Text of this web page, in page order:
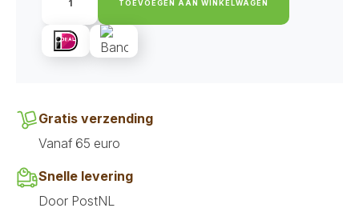
-
Apple
TOEVOEGEN AAN WINKELWAGEN
Gratis verzending
Vanaf 65 euro
Snelle levering
Door PostNL